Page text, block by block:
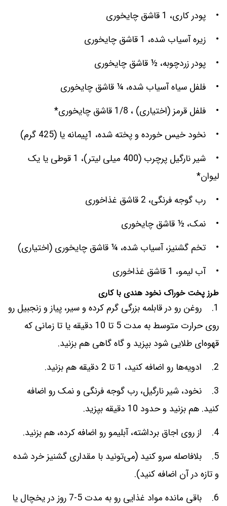
• پودر کاری، 1 قاشق چایخوری
• زیره آسیاب شده، 1 قاشق چایخوری
• پودر زردچوبه، ½ قاشق چایخوری
• فلفل سیاه آسیاب شده، ¼ قاشق چایخوری
• فلفل قرمز (اختیاری) ، 1/8 قاشق چایخوری*
• نخود خیس خورده و پخته شده، 1پیمانه یا (425 گرم)
• شیر نارگیل پرچرب (400 میلی لیتر)، 1 قوطی یا یک
لیوان*
• رب گوجه فرنگی، 2 قاشق غذاخوری
• نمک، ½ قاشق چایخوری
• تخم گشنیز، آسیاب شده، ¼ قاشق چایخوری (اختیاری)
• آب لیمو، 1 قاشق غذاخوری
طرز پخت خوراک نخود هندی با کاری
1. روغن رو در قابلمه بزرگی گرم کرده و سیر، پیاز و زنجبیل رو
روی حرارت متوسط به مدت 5 تا 10 دقیقه یا تا زمانی که
قهوه‌ای طلایی شود بپزید و گاه گاهی هم بزنید.
2. ادویه‌ها رو اضافه کنید، 1 تا 2 دقیقه هم بزنید.
3. نخود، شیر نارگیل، رب گوجه فرنگی و نمک رو اضافه
کنید. هم بزنید و حدود 10 دقیقه بپزید.
4. از روی اجاق برداشته، آبلیمو رو اضافه کرده، هم بزنید.
5. بلافاصله سرو کنید (می‌تونید با مقداری گشنیز خرد شده
و تازه در آن اضافه کنید).
6. باقی مانده مواد غذایی رو به مدت 5-7 روز در یخچال یا